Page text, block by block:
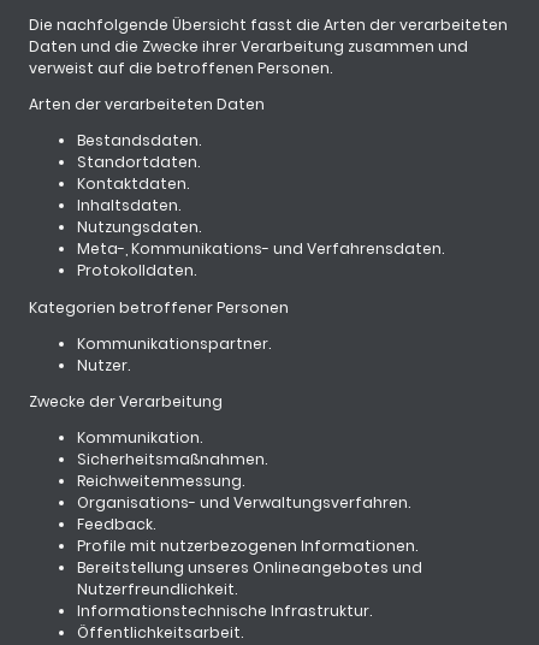
Die nachfolgende Übersicht fasst die Arten der verarbeiteten
Daten und die Zwecke ihrer Verarbeitung zusammen und
verweist auf die betroffenen Personen.
Arten der verarbeiteten Daten
Bestandsdaten.
Standortdaten.
Kontaktdaten.
Inhaltsdaten.
Nutzungsdaten.
Meta-, Kommunikations- und Verfahrensdaten.
Protokolldaten.
Kategorien betroffener Personen
Kommunikationspartner.
Nutzer.
Zwecke der Verarbeitung
Kommunikation.
Sicherheitsmaßnahmen.
Reichweitenmessung.
Organisations- und Verwaltungsverfahren.
Feedback.
Profile mit nutzerbezogenen Informationen.
Bereitstellung unseres Onlineangebotes und
Nutzerfreundlichkeit.
Informationstechnische Infrastruktur.
Öffentlichkeitsarbeit.